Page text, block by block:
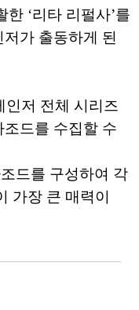
‘리타 리펄사’를
가 출동하게 된
인저 전체 시리즈
드를 수집할 수
드를 구성하여 각
가장 큰 매력이